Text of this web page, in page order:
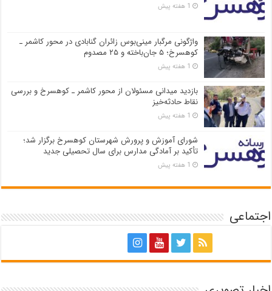
1 هفته پیش
واژگونی مرگبار مینی‌بوس زائران گنابادی در محور کاشمر ـ
کوهسرخ؛ ۵ جان‌باخته و ۲۵ مصدوم
1 هفته پیش
بازدید میدانی مسئولان از محور کاشمر ـ کوهسرخ و بررسی
نقاط حادثه‌خیز
1 هفته پیش
شورای آموزش و پرورش شهرستان کوهسرخ برگزار شد؛
تأکید بر آمادگی مدارس برای سال تحصیلی جدید
1 هفته پیش
اجتماعی